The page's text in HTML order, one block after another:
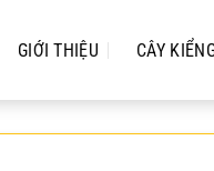
GIỚI THIỆU CÂY